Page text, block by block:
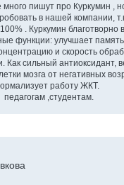
много пишут про Куркумин ,
в нашей компании,
. Куркумин благотворно
функции: улучшает
и скорость
Как сильный антиоксидант,
мозга от негативных
работу ЖКТ.
,студентам.